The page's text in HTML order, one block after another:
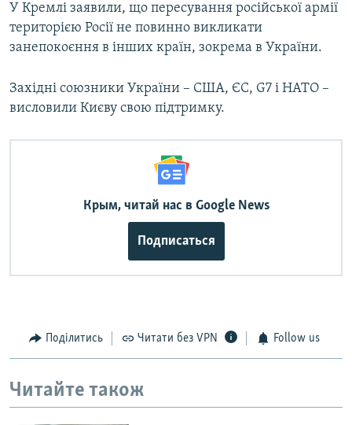
У Кремлі заявили, що пересування російської армії
територією Росії не повинно викликати
занепокоєння в інших країн, зокрема в України.
Західні союзники України – США, ЄС, G7 і НАТО –
висловили Києву свою підтримку.
Крым, читай нас в Google News
Подписаться
Поділитись Читати без VPN Follow us
Читайте також